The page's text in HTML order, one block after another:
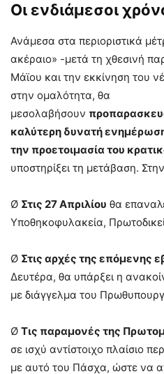
Οι ενδιάμεσοι
Ανάμεσα στα περιοριστικά
ακέραιο» -μετά τη χθεσινή
Μάϊου και την εκκίνηση του
στην ομαλότητα, θα
μεσολαβήσουν
καλύτερη δυνατή
την προετοιμασία του
υποστηρίξει τη μετάβαση.
Ø Στις 27 Απριλίου θα
Υποθηκοφυλακεία,
Ø Στις αρχές της επόμενης
Δευτέρα, θα υπάρξει η
με διάγγελμα του
Ø Τις παραμονές της
σε ισχύ αντίστοιχο πλαίσιο
με αυτό του Πάσχα, ώστε να